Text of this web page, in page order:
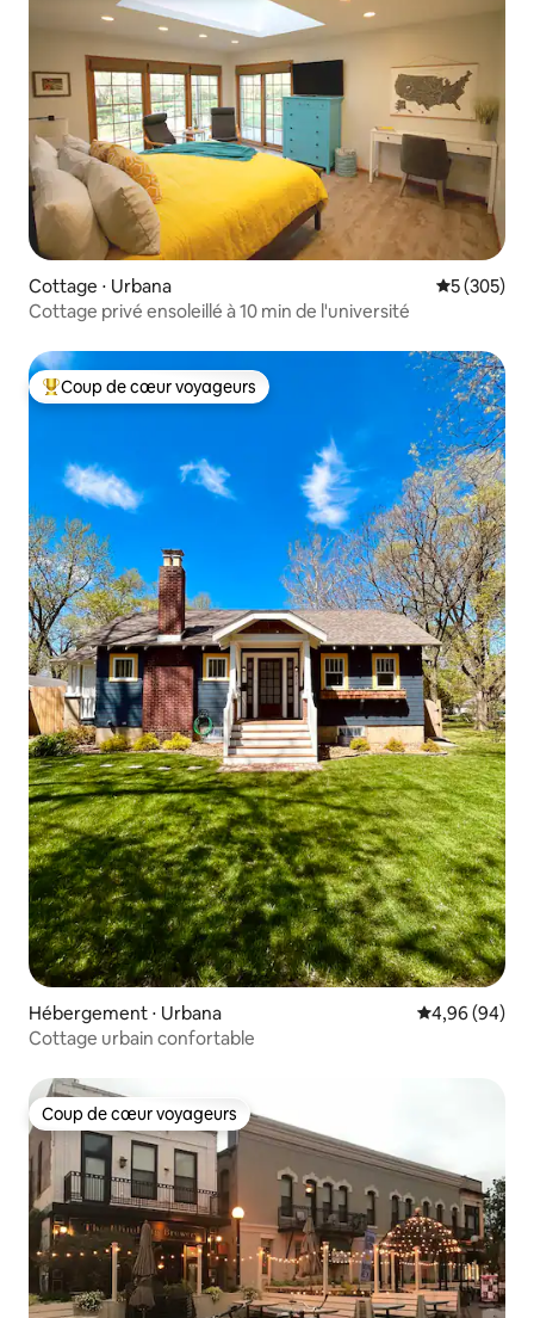
Cottage ⋅ Urbana Évaluation
5 (305)
Cottage privé ensoleillé à 10 min de l'université
Coups de cœur voyageurs les plus appréciés
Coup de cœur voyageurs
Hébergement ⋅ Urbana Évaluation
4,96 (94)
Cottage urbain confortable
Coup de cœur voyageurs
Coup de cœur voyageurs